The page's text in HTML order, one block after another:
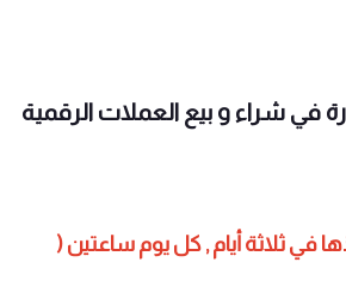
في شراء و بيع العملات الرقمية
في ثلاثة أيام , كل يوم ساعتين (